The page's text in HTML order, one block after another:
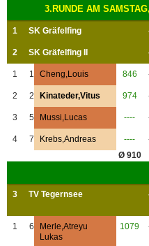
3.RUNDE AM
1 SK Gräfelfing
2 SK Gräfelfing II
1 1 Cheng,Louis 846
2 2 Kinateder,Vitus 974
3 5 Mussi,Lucas ----
4 7 Krebs,Andreas ----
Ø 910
3 TV Tegernsee
1 6
Merle,Atreyu
Lukas
1079